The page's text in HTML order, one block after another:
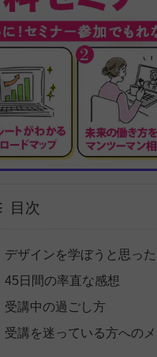
目次
デザインを学ぼうと思った
45日間の率直な感想
受講中の過ごし方
受講を迷っている方へのメ